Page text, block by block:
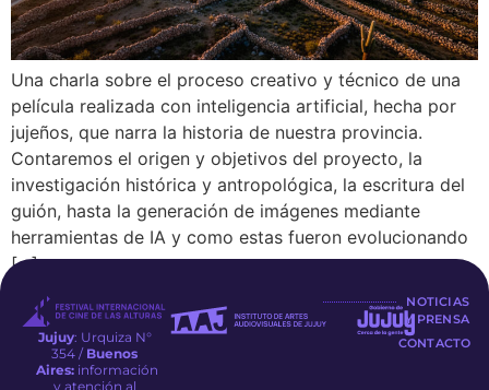
Una charla sobre el proceso creativo y técnico de una
película realizada con inteligencia artificial, hecha por
jujeños, que narra la historia de nuestra provincia.
Contaremos el origen y objetivos del proyecto, la
investigación histórica y antropológica, la escritura del
guión, hasta la generación de imágenes mediante
herramientas de IA y como estas fueron evolucionando
[…]
Jujuy: Urquiza N°
354 / Buenos
Aires: información
y atención al
NOTICIAS
Y PRENSA
CONTACTO